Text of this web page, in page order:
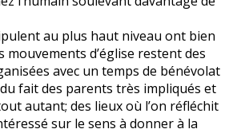
au plus haut niveau ont bien
mouvements d’église restent des
avec un temps de bénévolat
fait des parents très impliqués et
autant; des lieux où l’on réfléchit
sur le sens à donner à la